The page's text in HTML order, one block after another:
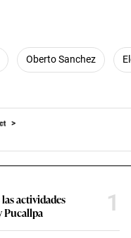
Oberto Sanchez
actividades
Pucallpa
1